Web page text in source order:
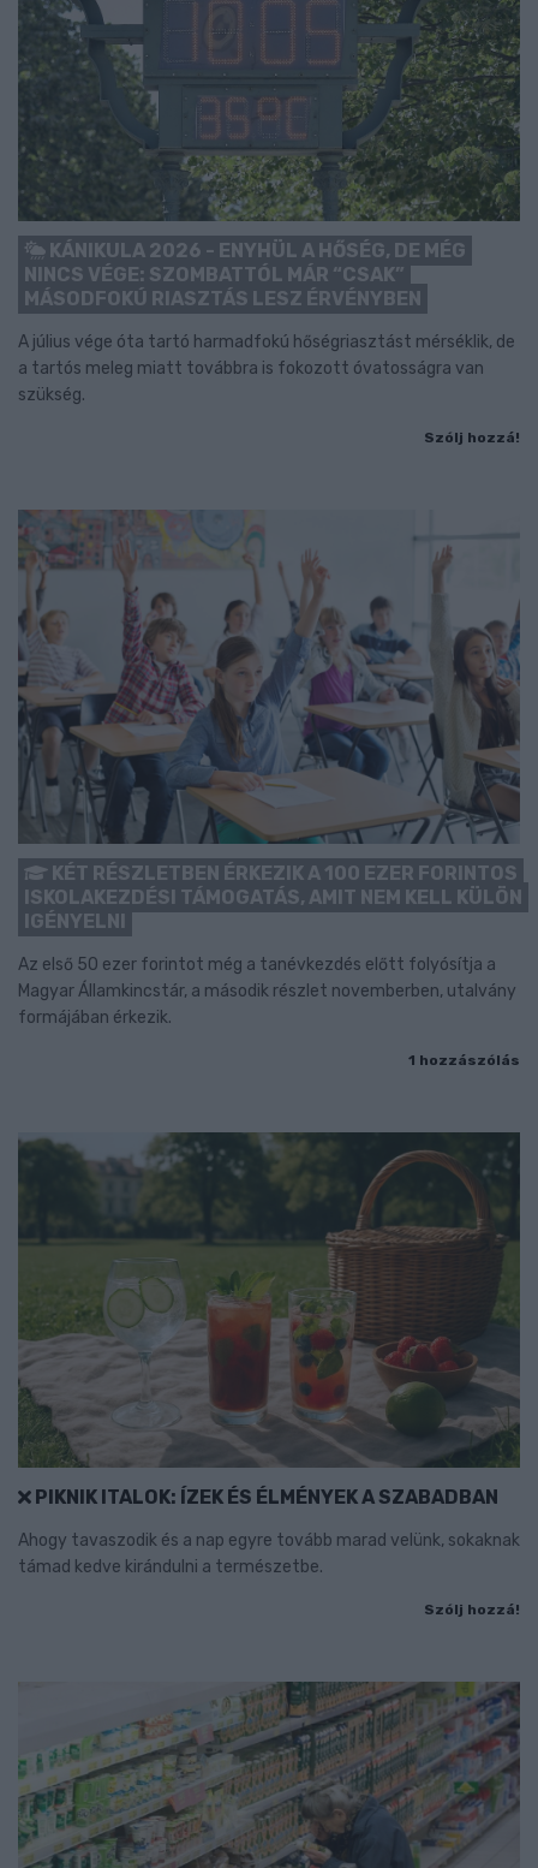
KÁNIKULA 2026 - ENYHÜL A HŐSÉG, DE MÉG
NINCS VÉGE: SZOMBATTÓL MÁR “CSAK”
MÁSODFOKÚ RIASZTÁS LESZ ÉRVÉNYBEN
A július vége óta tartó harmadfokú hőségriasztást mérséklik, de
a tartós meleg miatt továbbra is fokozott óvatosságra van
szükség.
Szólj hozzá!
KÉT RÉSZLETBEN ÉRKEZIK A 100 EZER FORINTOS
ISKOLAKEZDÉSI TÁMOGATÁS, AMIT NEM KELL KÜLÖN
IGÉNYELNI
Az első 50 ezer forintot még a tanévkezdés előtt folyósítja a
Magyar Államkincstár, a második részlet novemberben, utalvány
formájában érkezik.
1 hozzászólás
PIKNIK ITALOK: ÍZEK ÉS ÉLMÉNYEK A SZABADBAN
Ahogy tavaszodik és a nap egyre tovább marad velünk, sokaknak
támad kedve kirándulni a természetbe.
Szólj hozzá!